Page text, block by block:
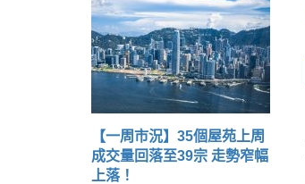
【一周市況】35個屋苑上周
成交量回落至39宗 走勢窄幅
上落！